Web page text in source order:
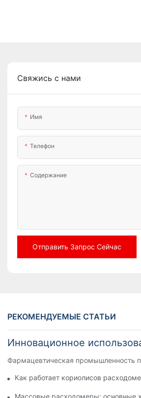
Свяжись с нами
Имя
Телефон
Содержание
Отправить Запрос Сейчас
РЕКОМЕНДУЕМЫЕ СТАТЬИ
Инновационное
Фармацевтическая промышленность
Как работает кориолисов